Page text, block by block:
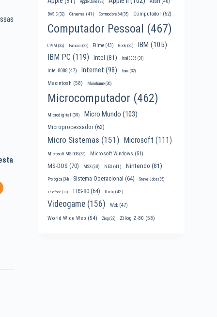
Apple Clone (33)
BASIC (32) Cinema (41) Commodore 64(35) Computador (52)
Computador Pessoal (467)
CP/M (35) Famicom (32) Filme (43) Geek (35) IBM (105)
IBM PC (119) Intel (81) Intel 8086 (31)
Intel 8088 (47) Internet (98) Linux (32)
Macintosh (58) Mainframe (36)
Microcomputador (462)
Microdigital (39) Micro Mundo (103)
Microprocessador (63)
Micro Sistemas (151) Microsoft (111)
Microsoft MS-DOS (35) Microsoft Windows (51)
MS-DOS (70) MSX(38) NES (41) Nintendo (81)
Prológica (34) Sistema Operacional (64) Steve Jobs (35)
Telefone (30) TRS-80 (64) Unix (42)
Videogame (156) Web (47)
World Wide Web (54) Zilog (32) Zilog Z-80 (58)